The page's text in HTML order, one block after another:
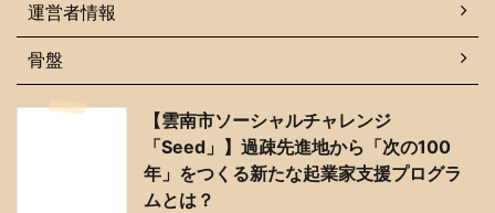
運営者情報
骨盤
【雲南市ソーシャルチャレンジ
「Seed」】過疎先進地から「次の100
年」をつくる新たな起業家支援プログラ
ムとは？